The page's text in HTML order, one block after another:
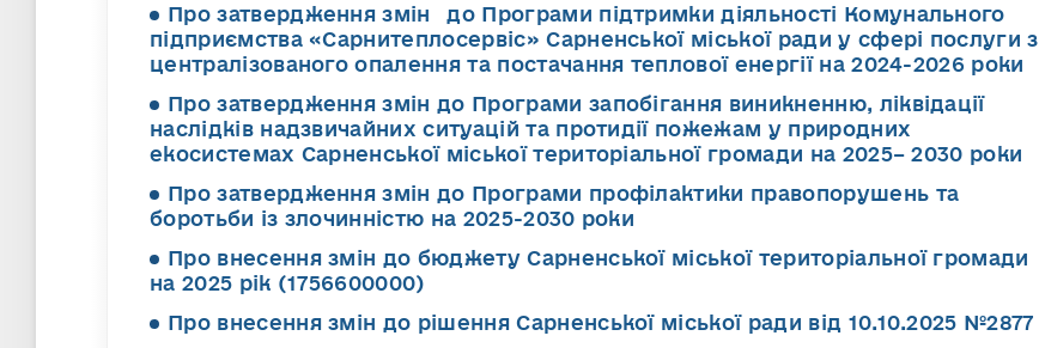
Про затвердження змін до Програми підтримки діяльності Комунального
підприємства «Сарнитеплосервіс» Сарненської міської ради у сфері послуги з
централізованого опалення та постачання теплової енергії на 2024-2026 роки
Про затвердження змін до Програми запобігання виникненню, ліквідації
наслідків надзвичайних ситуацій та протидії пожежам у природних
екосистемах Сарненської міської територіальної громади на 2025– 2030 роки
Про затвердження змін до Програми профілактики правопорушень та
боротьби із злочинністю на 2025-2030 роки
Про внесення змін до бюджету Сарненської міської територіальної громади
на 2025 рік (1756600000)
Про внесення змін до рішення Сарненської міської ради від 10.10.2025 №2877